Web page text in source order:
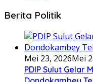
Berita Politik
Mei 23, 2026Mei
PDIP Sulut Gelar